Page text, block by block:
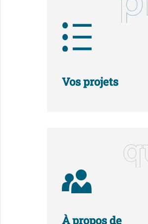
Vos projets
À propos de